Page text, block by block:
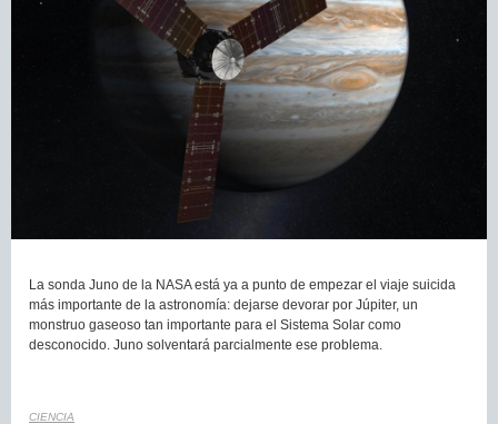
La sonda Juno de la NASA está ya a punto de empezar el viaje suicida
más importante de la astronomía: dejarse devorar por Júpiter, un
monstruo gaseoso tan importante para el Sistema Solar como
desconocido. Juno solventará parcialmente ese problema.
CIENCIA